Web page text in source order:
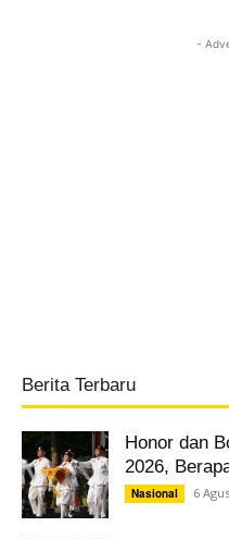
-
Berita Terbaru
Honor dan
2026,
Nasional 6